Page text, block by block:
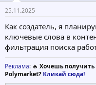
25.11.2025
Как создатель, я
ключевые слова в
фильтрация поиска
Реклама: 🔥 Хочешь получить
Polymarket? Кликай сюда!